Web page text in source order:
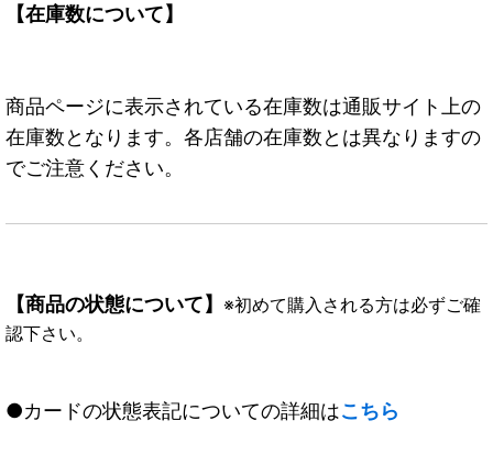
【在庫数について】
商品ページに表示されている在庫数は通販サイト上の
在庫数となります。各店舗の在庫数とは異なりますの
でご注意ください。
【商品の状態について】 ※初めて購入される方は必ずご確
認下さい。
●カードの状態表記についての詳細はこちら